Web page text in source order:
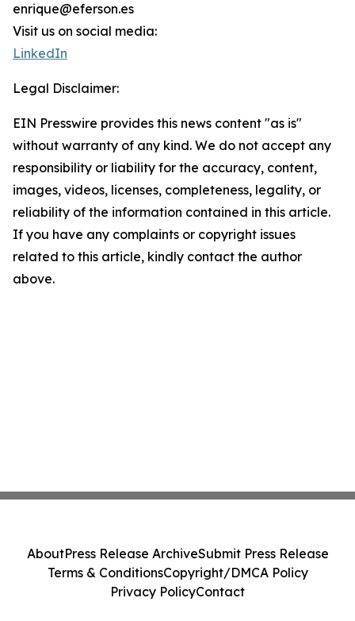
enrique@eferson.es
Visit us on social media:
LinkedIn
Legal Disclaimer:
EIN Presswire provides this news content "as is"
without warranty of any kind. We do not accept any
responsibility or liability for the accuracy, content,
images, videos, licenses, completeness, legality, or
reliability of the information contained in this article.
If you have any complaints or copyright issues
related to this article, kindly contact the author
above.
AboutPress Release ArchiveSubmit Press Release
Terms & ConditionsCopyright/DMCA Policy
Privacy PolicyContact